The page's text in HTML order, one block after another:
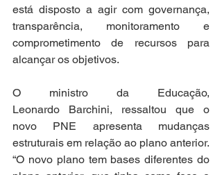
está disposto a agir com governança,
transparência, monitoramento e
comprometimento de recursos para
alcançar os objetivos.
O ministro da Educação,
Leonardo Barchini, ressaltou que o
novo PNE apresenta mudanças
estruturais em relação ao plano anterior.
“O novo plano tem bases diferentes do